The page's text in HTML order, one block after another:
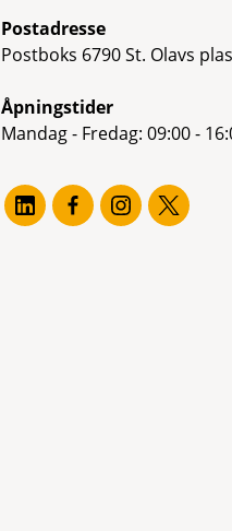
Postadresse
Postboks 6790 St. Olavs
Åpningstider
Mandag - Fredag: 09:00 -